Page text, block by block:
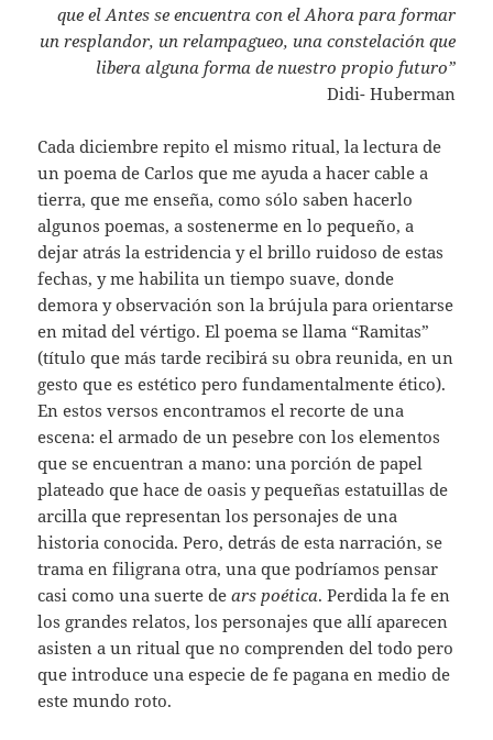
que el Antes se encuentra con el Ahora para formar
un resplandor, un relampagueo, una constelación que
libera alguna forma de nuestro propio futuro”
Didi- Huberman
Cada diciembre repito el mismo ritual, la lectura de
un poema de Carlos que me ayuda a hacer cable a
tierra, que me enseña, como sólo saben hacerlo
algunos poemas, a sostenerme en lo pequeño, a
dejar atrás la estridencia y el brillo ruidoso de estas
fechas, y me habilita un tiempo suave, donde
demora y observación son la brújula para orientarse
en mitad del vértigo. El poema se llama “Ramitas”
(título que más tarde recibirá su obra reunida, en un
gesto que es estético pero fundamentalmente ético).
En estos versos encontramos el recorte de una
escena: el armado de un pesebre con los elementos
que se encuentran a mano: una porción de papel
plateado que hace de oasis y pequeñas estatuillas de
arcilla que representan los personajes de una
historia conocida. Pero, detrás de esta narración, se
trama en filigrana otra, una que podríamos pensar
casi como una suerte dears poética. Perdida la fe en
los grandes relatos, los personajes que allí aparecen
asisten a un ritual que no comprenden del todo pero
que introduce una especie de fe pagana en medio de
este mundo roto.